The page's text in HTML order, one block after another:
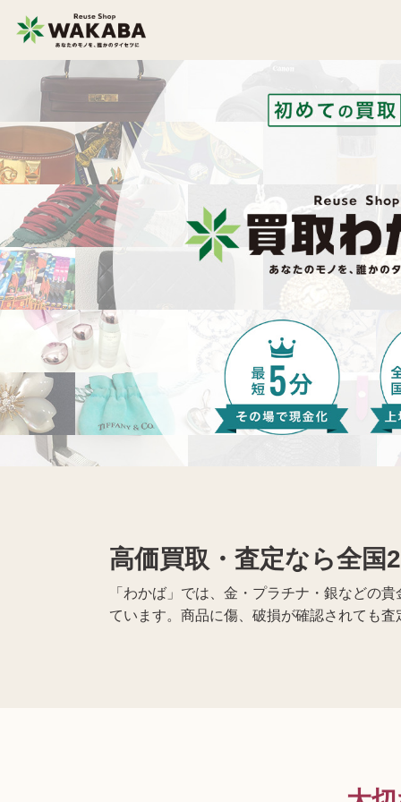
貴金属買取 金貨・銀貨買取
切手買取
カメラ買取 フィギュア買取
スマホ買取 文具買取
金券買取
イヤホン
ヘッドホン買取
アパレル買取 本買取
遺品整理 生前整理
高価買取・査定なら全
「わかば」では、金・プラチナ・銀などの
ています。商品に傷、破損が確認されても